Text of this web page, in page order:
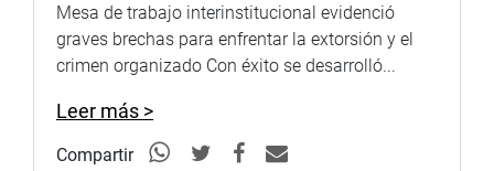
Mesa de trabajo interinstitucional evidenció
graves brechas para enfrentar la extorsión y el
crimen organizado Con éxito se desarrolló...
Leer más >
Compartir